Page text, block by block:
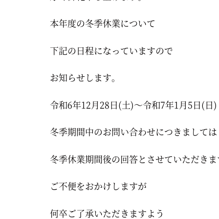
本年度の冬季休業について
下記の日程になっていますので
お知らせします。
令和6年12月28日(土)～令和7年1月5日(日)
冬季期間中のお問い合わせにつきましては
冬季休業期間後の回答とさせていただき
ご不便をおかけしますが
何卒ご了承いただきますよう